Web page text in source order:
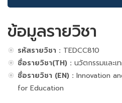
ข้อมูลรายวิชา
รหัสรายวิชา : TEDCC810
ชื่อรายวิชา(TH) : นวัตกรรมและเ
ชื่อรายวิชา (EN) : Innovation
for Education